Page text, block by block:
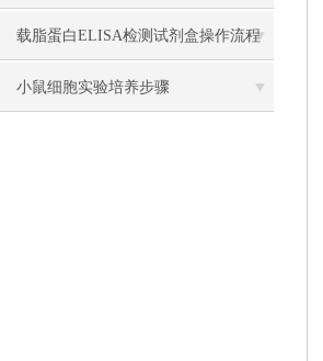
载脂蛋白ELISA检测试剂盒操作流程
方法
小鼠细胞实验培养步骤